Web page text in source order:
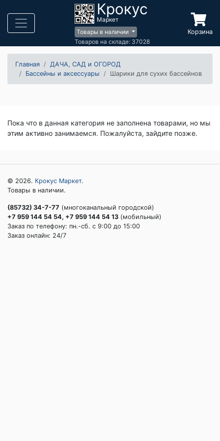
Крокус
Маркет
Товары в наличии
Товаров на складе: 37028
Корзина
Главная
ДАЧА, САД и ОГОРОД
Бассейны и аксессуары
Шарики для сухих бассейнов
Пока что в данная категория не заполнена товарами, но мы
этим активно занимаемся. Пожалуйста, зайдите позже.
© 2026. Крокус Маркет.
Товары в наличии.
(85732) 34-7-77 (многоканальный городской)
+7 959 144 54 54, +7 959 144 54 13 (мобильный)
Заказ по телефону: пн.-сб. c 9:00 до 15:00
Заказ онлайн: 24/7